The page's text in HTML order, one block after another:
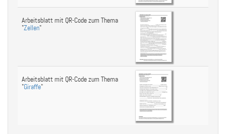
Arbeitsblatt mit QR-Code zum Thema
"Zellen"
Arbeitsblatt mit QR-Code zum Thema
"Giraffe"